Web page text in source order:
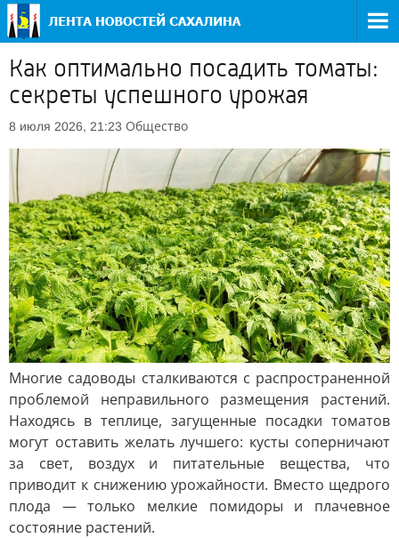
Как оптимально посадить томаты:
секреты успешного урожая
8 июля 2026, 21:23 Общество
Многие садоводы сталкиваются с распространенной
проблемой неправильного размещения растений.
Находясь в теплице, загущенные посадки томатов
могут оставить желать лучшего: кусты соперничают
за свет, воздух и питательные вещества, что
приводит к снижению урожайности. Вместо щедрого
плода — только мелкие помидоры и плачевное
состояние растений.